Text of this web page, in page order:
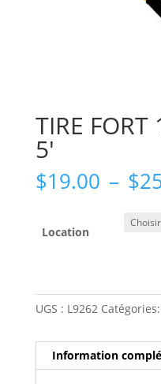
TIRE
5′
$19.00 – $
Location
UGS : L9262 Catégories:
Information